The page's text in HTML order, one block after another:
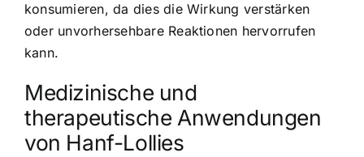
konsumieren, da dies die Wirkung verstärken
oder unvorhersehbare Reaktionen hervorrufen
kann.
Medizinische und
therapeutische Anwendungen
von Hanf-Lollies